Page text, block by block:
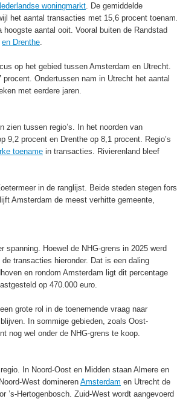
woningmarkt . De gemiddelde
het aantal transacties met 15,6 procent toenam.
aantal ooit. Vooral buiten de Randstad
en Drenthe
op het gebied tussen Amsterdam en Utrecht.
Ondertussen nam in Utrecht het aantal
met eerdere jaren.
zien tussen regio’s. In het noorden van
9,2 procent en Drenthe op 8,1 procent. Regio’s
toename in transacties. Rivierenland bleef
in de ranglijst. Beide steden stegen fors
Amsterdam de meest verhitte gemeente,
spanning. Hoewel de NHG-grens in 2025 werd
transacties hieronder. Dat is een daling
en rondom Amsterdam ligt dit percentage
op 470.000 euro.
grote rol in de toenemende vraag naar
In sommige gebieden, zoals Oost-
nog wel onder de NHG-grens te koop.
In Noord-Oost en Midden staan Almere en
West domineren Amsterdam en Utrecht de
’s-Hertogenbosch. Zuid-West wordt aangevoerd